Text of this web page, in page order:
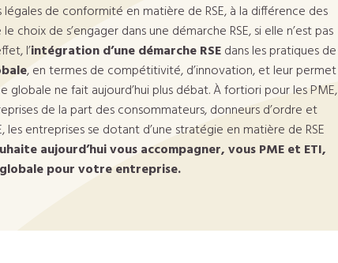
de conformité en matière de RSE, à la différence des
de s’engager dans une démarche RSE, si elle n’est pas
l’intégration d’une démarche RSEdans les pratiques de
, en termes de compétitivité, d’innovation, et leur permet
globale ne fait aujourd’hui plus débat. À fortiori pour les PME,
de la part des consommateurs, donneurs d’ordre et
les entreprises se dotant d’une stratégie en matière de RSE
aujourd’hui vous accompagner, vous PME et ETI,
pour votre entreprise.